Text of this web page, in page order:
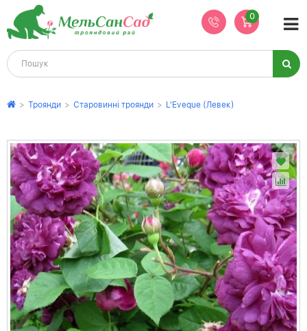
0
> Троянди > Старовинні троянди > L'Eveque (Левек)